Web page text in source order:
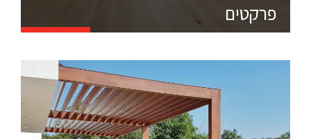
דקים אקולוגיים סינטטיים זאת המומחיות שלנו.
המומחיות שלנו כך שאם יש לך שאלה פנה ישר למקצוענים.
פרקטים